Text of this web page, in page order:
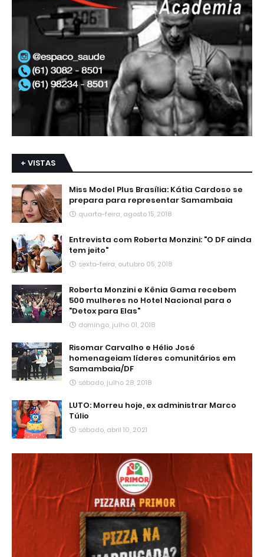
+ VISTAS
Miss Model Plus Brasília: Kátia Cardoso se
prepara para representar Samambaia
quarta-feira, agosto 15, 2018
Entrevista com Roberta Monzini: "O DF ainda
tem jeito"
sexta-feira, outubro 05, 2018
Roberta Monzini e Kênia Gama recebem
500 mulheres no Hotel Nacional para o
"Detox para Elas"
domingo, julho 01, 2018
Risomar Carvalho e Hélio José
homenageiam líderes comunitários em
Samambaia/DF
sábado, julho 28, 2018
LUTO: Morreu hoje, ex administrar Marco
Túlio
sábado, abril 10, 2021